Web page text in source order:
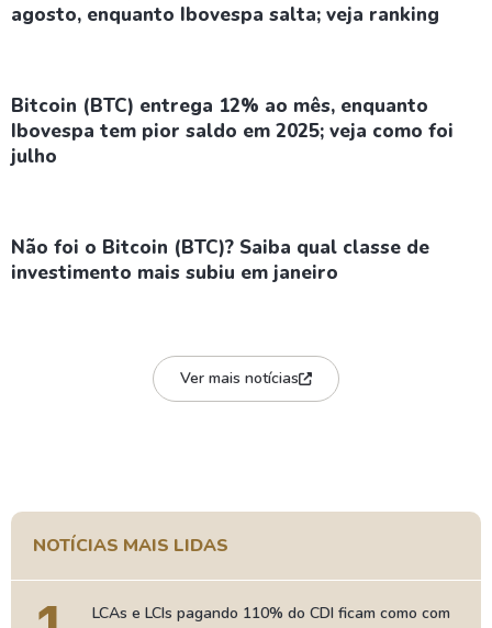
agosto, enquanto Ibovespa salta; veja ranking
Bitcoin (BTC) entrega 12% ao mês, enquanto
Ibovespa tem pior saldo em 2025; veja como foi
julho
Não foi o Bitcoin (BTC)? Saiba qual classe de
investimento mais subiu em janeiro
Ver mais notícias
NOTÍCIAS MAIS LIDAS
LCAs e LCIs pagando 110% do CDI ficam como com